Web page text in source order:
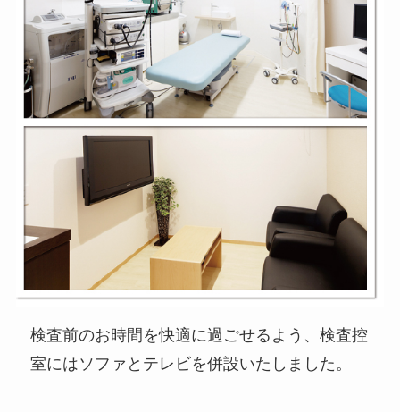
検査前のお時間を快適に過ごせるよう、検査控
室にはソファとテレビを併設いたしました。